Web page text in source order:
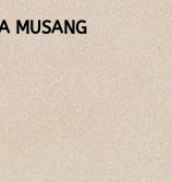
MUSANG